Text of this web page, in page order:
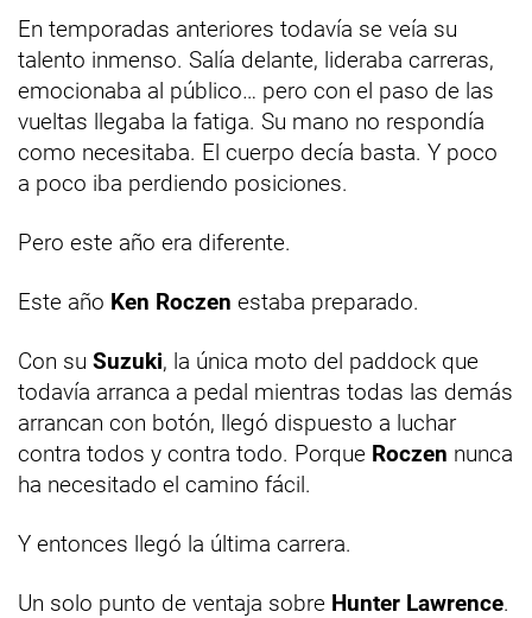
En temporadas anteriores todavía se veía su
talento inmenso. Salía delante, lideraba carreras,
emocionaba al público… pero con el paso de las
vueltas llegaba la fatiga. Su mano no respondía
como necesitaba. El cuerpo decía basta. Y poco
a poco iba perdiendo posiciones.
Pero este año era diferente.
Este año Ken Roczen estaba preparado.
Con su Suzuki, la única moto del paddock que
todavía arranca a pedal mientras todas las demás
arrancan con botón, llegó dispuesto a luchar
contra todos y contra todo. Porque Roczen nunca
ha necesitado el camino fácil.
Y entonces llegó la última carrera.
Un solo punto de ventaja sobre Hunter Lawrence.